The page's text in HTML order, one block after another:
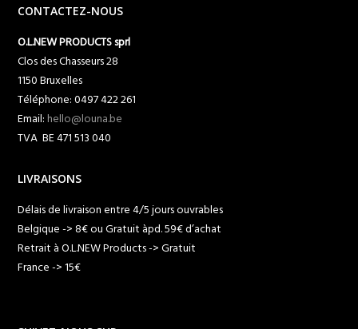
CONTACTEZ-NOUS
O.L.NEW PRODUCTS sprl
Clos des Chasseurs 28
1150 Bruxelles
Téléphone: 0497 422 261
Email:hello@louna.be
TVA BE 471 513 040
LIVRAISONS
Délais de livraison entre 4/5 jours ouvrables
Belgique -> 8€ ou Gratuit àpd. 59€ d’achat
Retrait à O.L.NEW Products -> Gratuit
France -> 15€